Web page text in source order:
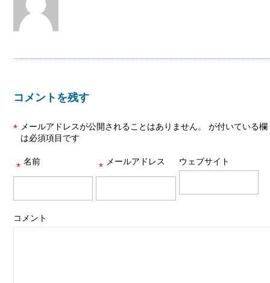
コメントを残す
メールアドレスが公開されることはありません。
*
が付いている欄
は必須項目です
名前
* メールアドレス
* ウェブサイト
コメント